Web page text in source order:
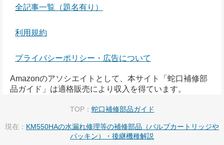
全記事一覧（題名有り）
利用規約
プライバシーポリシー・広告について
Amazonのアソシエイトとして、本サイト「蛇口補修部
品ガイド」は適格販売により収入を得ています。
TOP： 蛇口補修部品ガイド
現在： KM550HAの水漏れ修理等の補修部品（バルブカートリッジや
パッキン）・後継機種解説